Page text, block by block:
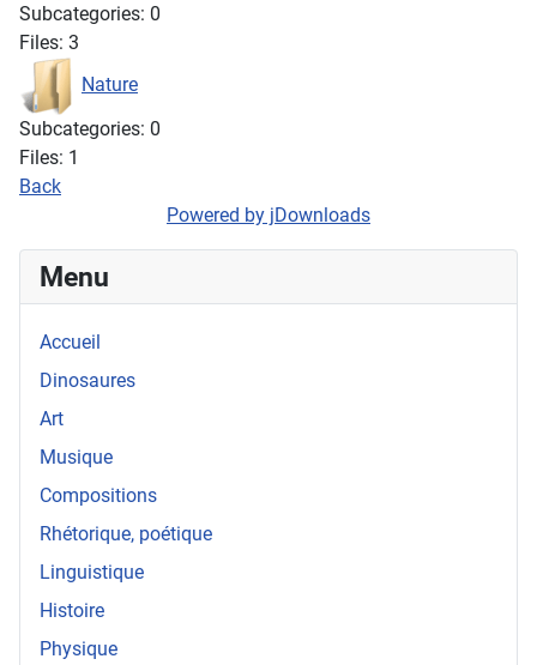
Subcategories: 0
Files: 3
Nature
Subcategories: 0
Files: 1
Back
Powered by jDownloads
Menu
Accueil
Dinosaures
Art
Musique
Compositions
Rhétorique, poétique
Linguistique
Histoire
Physique